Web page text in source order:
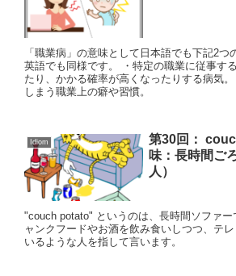
「職業病」の意味として日本語でも下記2つ
英語でも同様です。 ・特定の職業に従事す
たり、かかる確率が高くなったりする病気
しまう職業上の癖や習慣。
Idiom
第30回：
味：長時間ご
人）
"couch potato" というのは、長時間ソファ
ャンクフードやお酒を飲み食いしつつ、テ
いるような人を指して言います。